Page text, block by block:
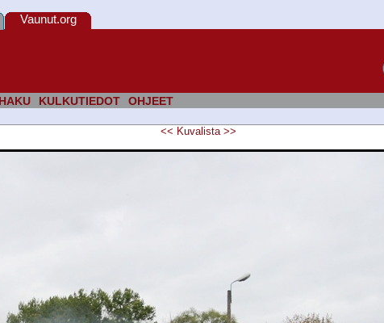
HAKU KULKUTIEDOT OHJEET
Vaunut.org
<< Kuvalista >>